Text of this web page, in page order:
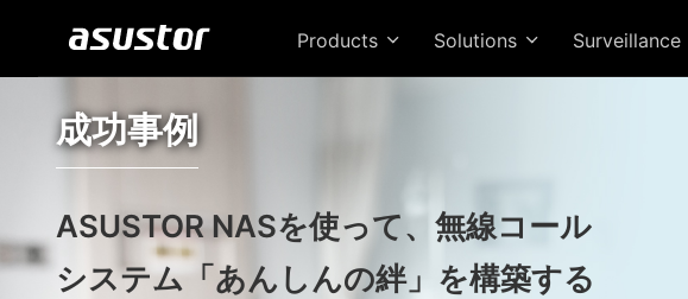
Products Solutions Surveillance
成功事例
ASUSTOR NASを使って、無線コール
システム「あんしんの絆」を構築する